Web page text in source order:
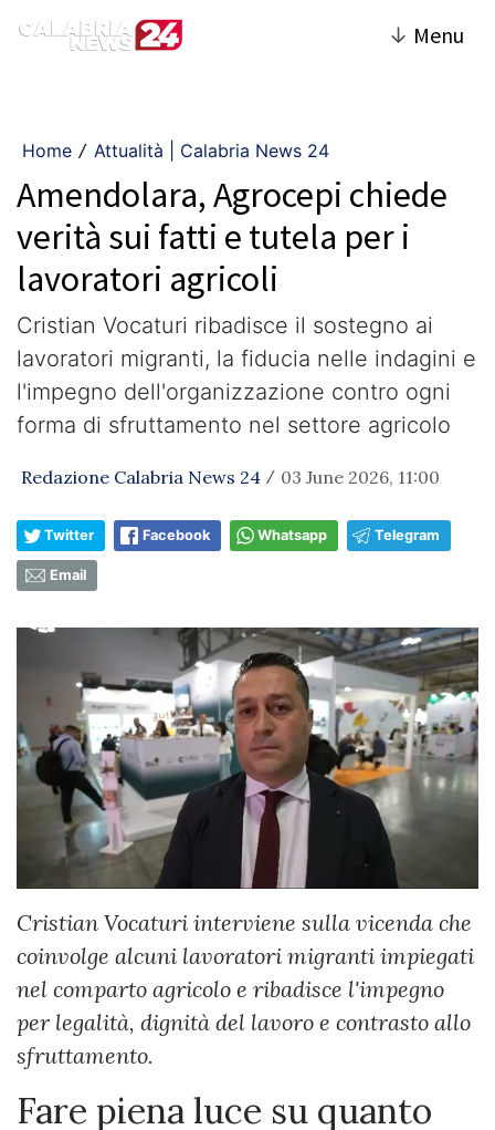
↓ Menu
Home / Attualità | Calabria News 24
Amendolara, Agrocepi chiede
verità sui fatti e tutela per i
lavoratori agricoli
Cristian Vocaturi ribadisce il sostegno ai
lavoratori migranti, la fiducia nelle indagini e
l'impegno dell'organizzazione contro ogni
forma di sfruttamento nel settore agricolo
Redazione Calabria News 24 / 03 June 2026, 11:00
Twitter Facebook Whatsapp Telegram
Email
Cristian Vocaturi interviene sulla vicenda che
coinvolge alcuni lavoratori migranti impiegati
nel comparto agricolo e ribadisce l'impegno
per legalità, dignità del lavoro e contrasto allo
sfruttamento.
Fare piena luce su quanto